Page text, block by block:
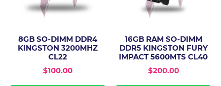
8GB SO-DIMM DDR4
KINGSTON 3200MHZ
CL22
$100.00
16GB RAM SO-DIMM
DDR5 KINGSTON FURY
IMPACT 5600MTS CL40
$200.00